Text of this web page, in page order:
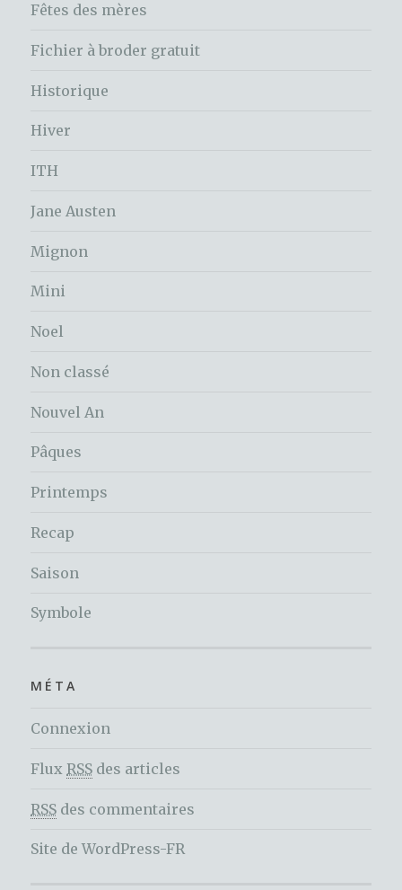
Fêtes des mères
Fichier à broder gratuit
Historique
Hiver
ITH
Jane Austen
Mignon
Mini
Noel
Non classé
Nouvel An
Pâques
Printemps
Recap
Saison
Symbole
MÉTA
Connexion
Flux RSS des articles
RSS des commentaires
Site de WordPress-FR